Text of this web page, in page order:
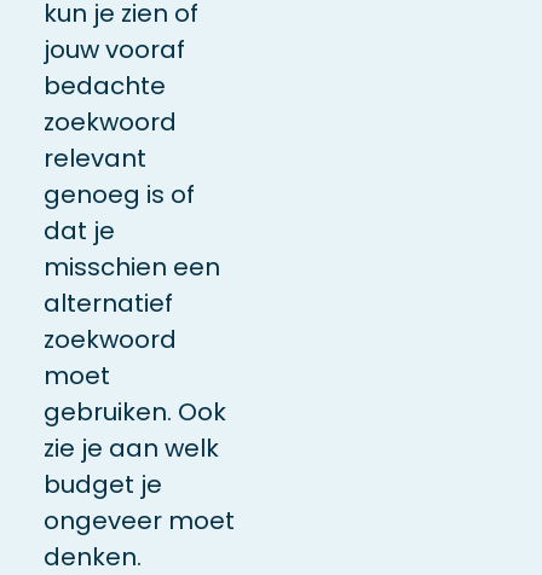
kun je zien of
jouw vooraf
bedachte
zoekwoord
relevant
genoeg is of
dat je
misschien een
alternatief
zoekwoord
moet
gebruiken. Ook
zie je aan welk
budget je
ongeveer moet
denken.